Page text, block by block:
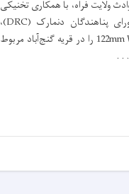
ولایت فراه، با همکاری تخنیکی
بخش ماین‌پاکی دفتر شورای پناهندگان دنمارک (DRC)،
هشت فیر مرمی 122mm WP ART را در قریه گنج‌آباد مربوط
. .